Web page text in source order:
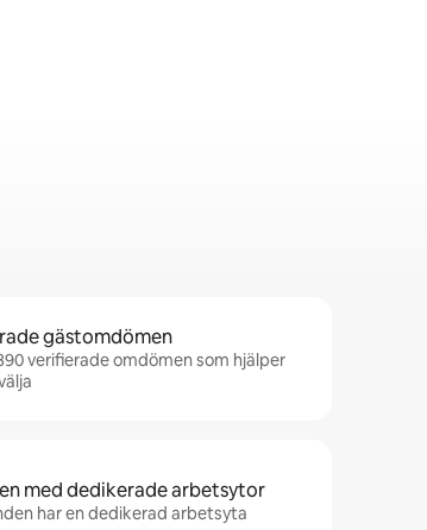
gästomdömen
verifierade omdömen som hjälper
med dedikerade arbetsytor
har en dedikerad arbetsyta